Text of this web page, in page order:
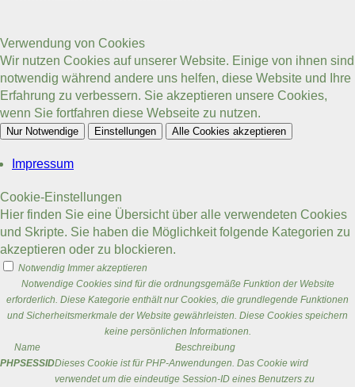
Verwendung von Cookies
Wir nutzen Cookies auf unserer Website. Einige von ihnen sind
notwendig während andere uns helfen, diese Website und Ihre
Erfahrung zu verbessern. Sie akzeptieren unsere Cookies,
wenn Sie fortfahren diese Webseite zu nutzen.
Nur Notwendige Einstellungen Alle Cookies akzeptieren
Impressum
Cookie-Einstellungen
Hier finden Sie eine Übersicht über alle verwendeten Cookies
und Skripte. Sie haben die Möglichkeit folgende Kategorien zu
akzeptieren oder zu blockieren.
Notwendig Immer akzeptieren
Notwendige Cookies sind für die ordnungsgemäße Funktion der Website
erforderlich. Diese Kategorie enthält nur Cookies, die grundlegende Funktionen
und Sicherheitsmerkmale der Website gewährleisten. Diese Cookies speichern
keine persönlichen Informationen.
Name
Beschreibung
PHPSESSIDDieses Cookie ist für PHP-Anwendungen. Das Cookie wird
verwendet um die eindeutige Session-ID eines Benutzers zu